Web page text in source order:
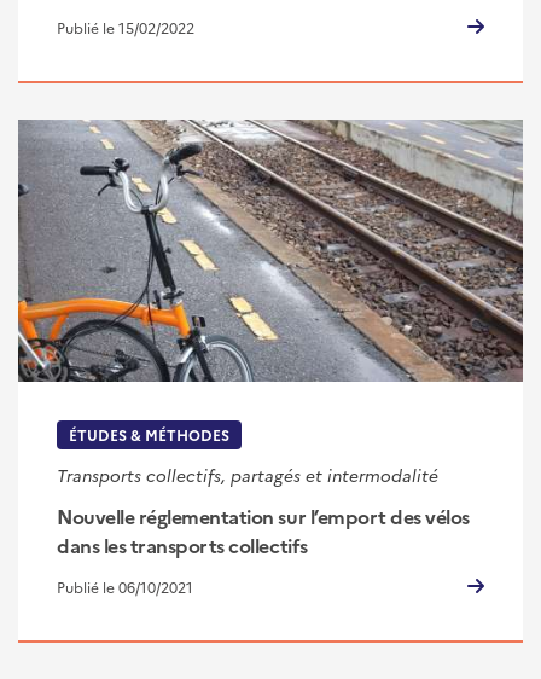
Publié le 15/02/2022
ÉTUDES & MÉTHODES
Transports collectifs, partagés et intermodalité
Nouvelle réglementation sur l’emport des vélos
dans les transports collectifs
Publié le 06/10/2021